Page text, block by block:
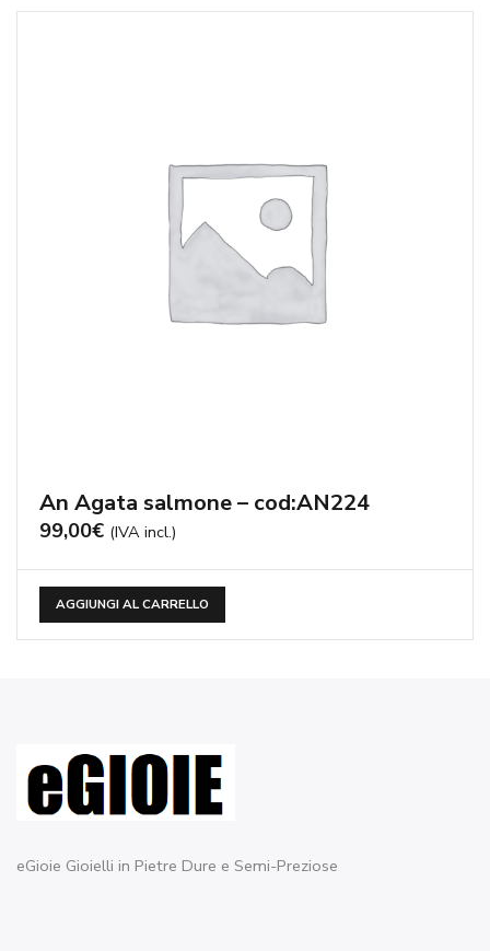
An Agata salmone – cod:AN224
99,00€ (IVA incl.)
AGGIUNGI AL CARRELLO
eGioie Gioielli in Pietre Dure e Semi-Preziose